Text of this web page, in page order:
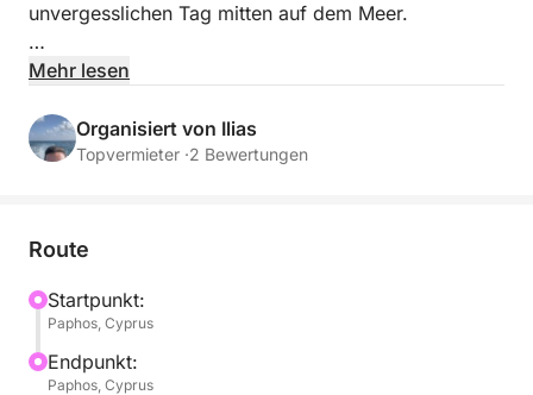
unvergesslichen Tag mitten auf dem Meer.
Preis: 300 € pro Stunde für bis zu 20 Personen.
Mittagessen und Getränke (Open Bar).
Mehr lesen
Organisiert von Ilias
Topvermieter ·2 Bewertungen
Route
Startpunkt:
Paphos, Cyprus
Endpunkt:
Paphos, Cyprus